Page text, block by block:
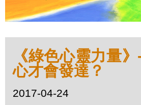
《綠色心靈力量
心才會發達？
2017-04-24